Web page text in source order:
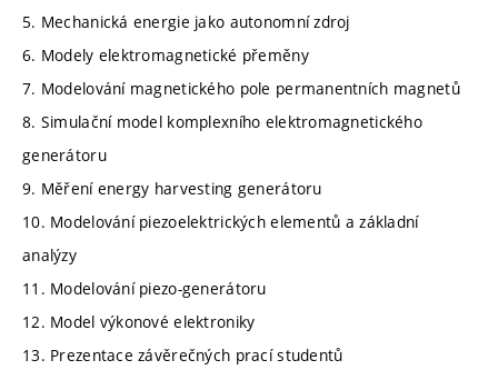
5. Mechanická energie jako autonomní zdroj
6. Modely elektromagnetické přeměny
7. Modelování magnetického pole permanentních magnetů
8. Simulační model komplexního elektromagnetického
generátoru
9. Měření energy harvesting generátoru
10. Modelování piezoelektrických elementů a základní
analýzy
11. Modelování piezo-generátoru
12. Model výkonové elektroniky
13. Prezentace závěrečných prací studentů